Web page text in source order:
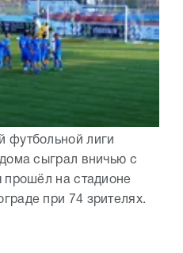
футбольной лиги
сыграл вничью с
прошёл на стадионе
при 74 зрителях.